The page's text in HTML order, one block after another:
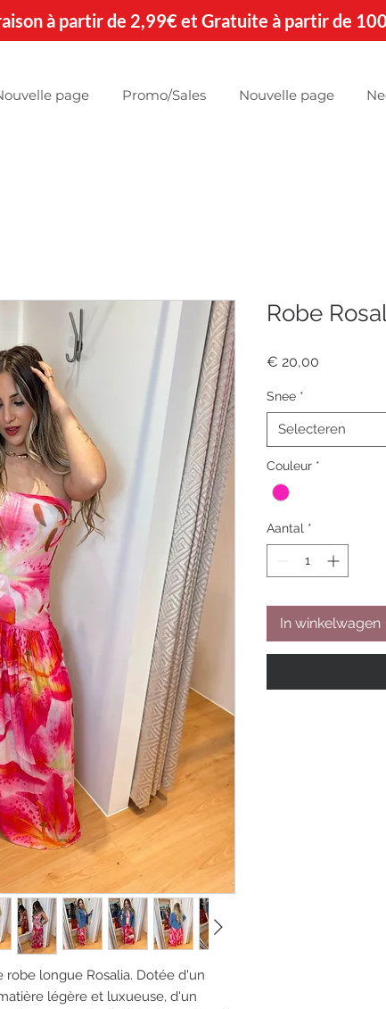
à partir de 2,99€ et Gratuite à partir de
page Promo/Sales Nouvelle page
longue Rosalia. Dotée d'un
légère et luxueuse, d'un
Robe
€ 20,00
Snee *
Selecteren
Couleur *
Aantal *
In winkelwagen